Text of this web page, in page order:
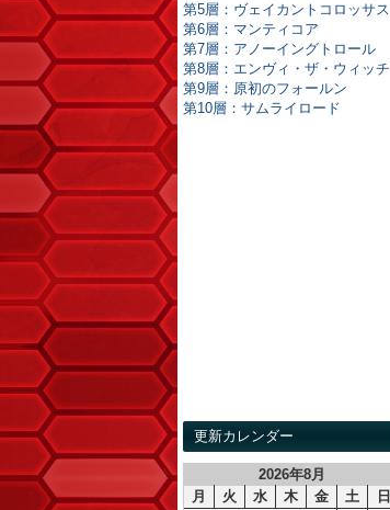
第5層：ヴェイカントコロッサス
第6層：マンティコア
第7層：アノーイングトロール
第8層：エンヴィ・ザ・ウィッチ
第9層：原初のフォールン
第10層：サムライロード
更新カレンダー
2026年8月
月
火 水 木 金 土 日